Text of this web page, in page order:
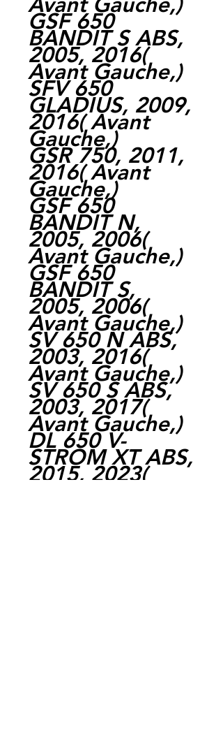
GSF 650
BANDIT S ABS,
2005, 2016(
Avant Gauche,)
SFV 650
GLADIUS, 2009,
2016( Avant
Gauche,)
GSR 750, 2011,
2016( Avant
Gauche,)
GSF 650
BANDIT N,
2005, 2006(
Avant Gauche,)
GSF 650
BANDIT S,
2005, 2006(
Avant Gauche,)
SV 650 N ABS,
2003, 2016(
Avant Gauche,)
SV 650 S ABS,
2003, 2017(
Avant Gauche,)
DL 650 V-
STROM XT ABS,
2015, 2023(